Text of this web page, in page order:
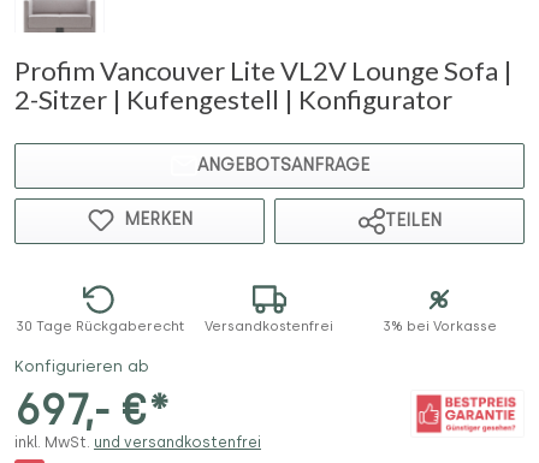
Profim Vancouver Lite VL2V Lounge Sofa |
2-Sitzer | Kufengestell | Konfigurator
ANGEBOTSANFRAGE
MERKEN TEILEN
30 Tage Rückgaberecht Versandkostenfrei 3% bei Vorkasse
Konfigurieren ab
697,- €*
inkl. MwSt. und versandkostenfrei